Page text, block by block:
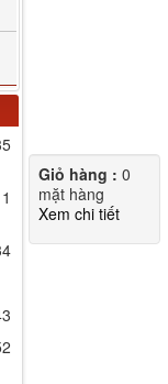
1
Giỏ hàng : 0
mặt hàng
Xem chi tiết